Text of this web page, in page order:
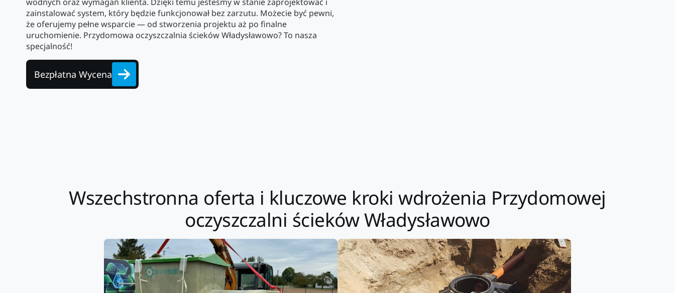
wodnych oraz wymagań klienta. Dzięki temu jesteśmy w stanie zaprojektować i
zainstalować system, który będzie funkcjonował bez zarzutu. Możecie być pewni,
że oferujemy pełne wsparcie — od stworzenia projektu aż po finalne
uruchomienie. Przydomowa oczyszczalnia ścieków Władysławowo? To nasza
specjalność!
Bezpłatna Wycena
Wszechstronna oferta i kluczowe kroki wdrożenia Przydomowej
oczyszczalni ścieków Władysławowo